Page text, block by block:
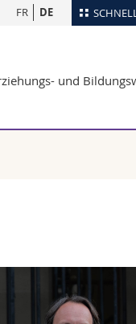
Ortsplan
Webmail
FR DE
und